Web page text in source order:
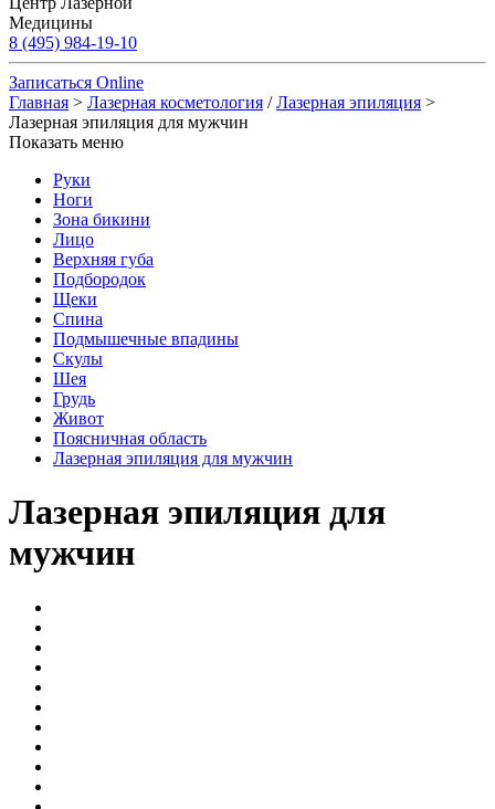
Медицины
8 (495) 984-19-10
Записаться Online
Главная > Лазерная косметология /Лазерная эпиляция >
Лазерная эпиляция для мужчин
Показать меню
Руки
Ноги
Зона бикини
Лицо
Верхняя губа
Подбородок
Щеки
Спина
Подмышечные впадины
Скулы
Шея
Грудь
Живот
Поясничная область
Лазерная эпиляция для мужчин
Лазерная эпиляция для
мужчин